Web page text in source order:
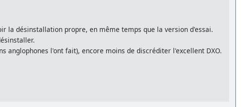
la désinstallation propre, en même temps que la version d'essai.
anglophones l'ont fait), encore moins de discréditer l'excellent DXO.